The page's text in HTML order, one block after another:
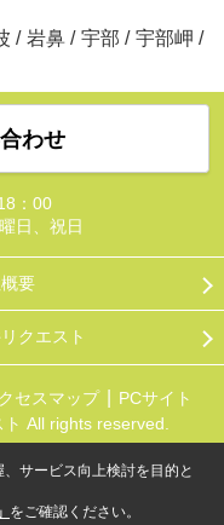
/ 岩鼻 / 宇部 / 宇部岬 /
わせ
：00
日、祝日
要
クエスト
セスマップ
PCサイト
All rights reserved.
サービス向上検討を目的と
をご確認ください。